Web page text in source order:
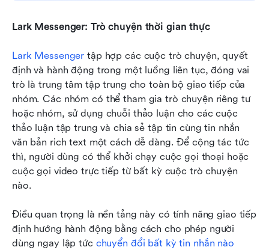
Lark Messenger: Trò chuyện thời gian thực
Lark Messenger tập hợp các cuộc trò chuyện, quyết
định và hành động trong một luồng liên tục, đóng vai
trò là trung tâm tập trung cho toàn bộ giao tiếp của
nhóm. Các nhóm có thể tham gia trò chuyện riêng tư
hoặc nhóm, sử dụng chuỗi thảo luận cho các cuộc
thảo luận tập trung và chia sẻ tập tin cùng tin nhắn
văn bản rich text một cách dễ dàng. Để cộng tác tức
thì, người dùng có thể khởi chạy cuộc gọi thoại hoặc
cuộc gọi video trực tiếp từ bất kỳ cuộc trò chuyện
nào.
Điều quan trọng là nền tảng này có tính năng giao tiếp
định hướng hành động bằng cách cho phép người
dùng ngay lập tức chuyển đổi bất kỳ tin nhắn nào